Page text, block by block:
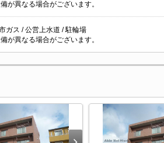
が異なる場合がございます。
ガス / 公営上水道 / 駐輪場
が異なる場合がございます。